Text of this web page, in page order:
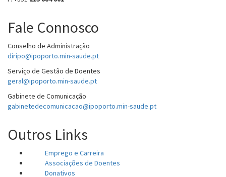
Fale Connosco
Conselho de Administração
diripo@ipoporto.min-saude.pt
Serviço de Gestão de Doentes
geral@ipoporto.min-saude.pt
Gabinete de Comunicação
gabinetedecomunicacao@ipoporto.min-saude.pt
Outros Links
Emprego e Carreira
Associações de Doentes
Donativos